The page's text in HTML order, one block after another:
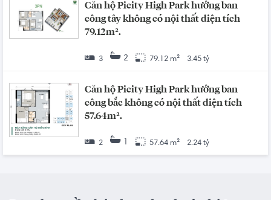
Căn hộ Picity High Park hướng ban
công tây không có nội thất diện tích
79.12m².
3 2 79.12 m² 3.45 tỷ
Căn hộ Picity High Park hướng ban
công bắc không có nội thất diện tích
57.64m².
2 1 57.64 m² 2.24 tỷ